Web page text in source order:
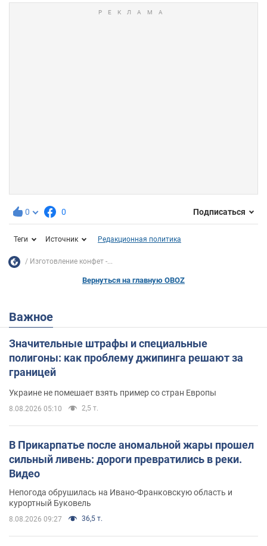
0 0 Подписаться
Теги Источник Редакционная политика
Изготовление конфет -...
Вернуться на главную OBOZ
Важное
Значительные штрафы и специальные
полигоны: как проблему джипинга решают за
границей
Украине не помешает взять пример со стран Европы
8.08.2026 05:10 2,5 т.
В Прикарпатье после аномальной жары прошел
сильный ливень: дороги превратились в реки.
Видео
Непогода обрушилась на Ивано-Франковскую область и
курортный Буковель
8.08.2026 09:27 36,5 т.